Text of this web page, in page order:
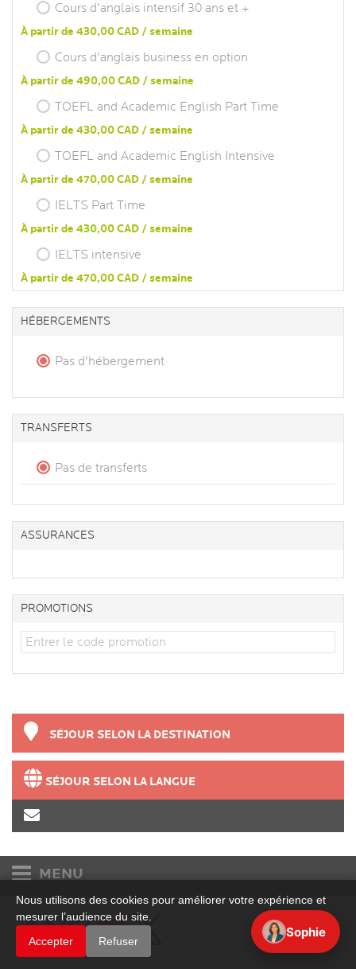
Cours d'anglais intensif 30 ans et +
À partir de 430,00 CAD / semaine
Cours d'anglais business en option
À partir de 490,00 CAD / semaine
TOEFL and Academic English Part Time
À partir de 430,00 CAD / semaine
TOEFL and Academic English Intensive
À partir de 470,00 CAD / semaine
IELTS Part Time
À partir de 430,00 CAD / semaine
IELTS intensive
À partir de 470,00 CAD / semaine
HÉBERGEMENTS
Pas d'hébergement
TRANSFERTS
Pas de transferts
ASSURANCES
PROMOTIONS
SÉJOUR SELON LA DESTINATION
SÉJOUR SELON LA LANGUE
MENU
Etudiants et adultes
Accueil
Nous utilisons des cookies pour améliorer votre expérience et
mesurer l’audience du site.
Accepter
Refuser
Sophie